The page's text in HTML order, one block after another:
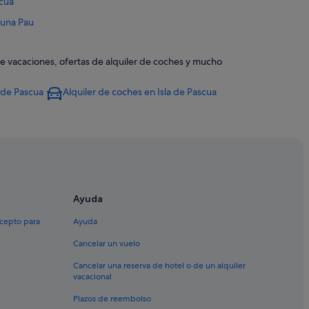
Pau
vacaciones, ofertas de alquiler de coches y mucho
Pascua
Alquiler de coches en Isla de Pascua
para
Ayuda
Ayuda
Cancelar un vuelo
Cancelar una reserva de hotel o de un alquiler
vacacional
Plazos de reembolso